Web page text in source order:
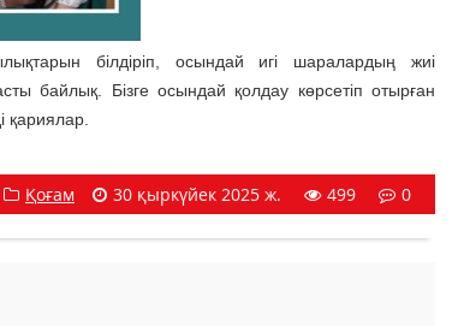
білдіріп, осындай игі шаралардың жиі
байлық. Бізге осындай қолдау көрсетіп отырған
қариялар.
Қоғам 30 қыркүйек 2025 ж. 499 0